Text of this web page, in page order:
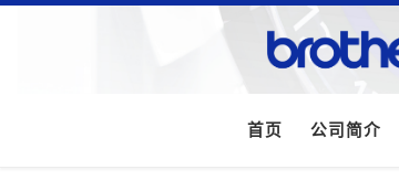
首页 公司简介